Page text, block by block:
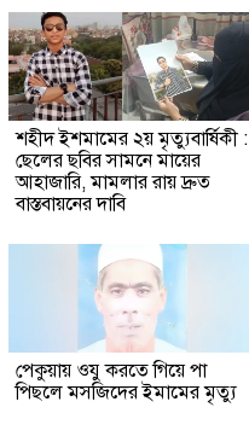
শহীদ ইশমামের ২য় মৃত্যুবার্ষিকী :
ছেলের ছবির সামনে মায়ের
আহাজারি, মামলার রায় দ্রুত
বাস্তবায়নের দাবি
পেকুয়ায় ওযু করতে গিয়ে পা
পিছলে মসজিদের ইমামের মৃত্যু